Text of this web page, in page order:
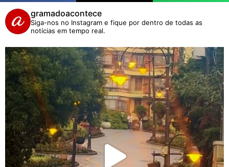
gramadoacontece
Siga-nos no Instagram e fique por dentro de todas as
notícias em tempo real.